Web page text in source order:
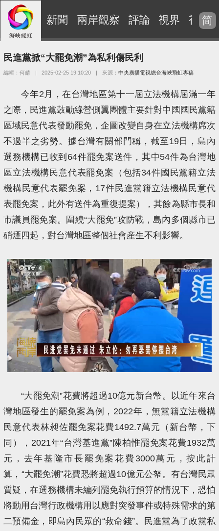
新聞 兩岸觀察 評論 視界 視頻
简
民進黨掀“大罷免潮”為私利傷民利
編輯：何婧 | 2025-02-25 19:10:20 | 來源：中央廣播電視總台海峽飛虹專稿
今年2月，在台灣地區第十一屆立法機構屆滿一年
之際，民進黨鼓動綠營側翼團體主要針對中國國民黨籍
區域民意代表發動罷免，企圖改變自身在立法機構席次
不過半之劣勢。據台灣有關部門稱，截至19日，島內
選務機構已收到64件罷免案送件，其中54件為台灣地
區立法機構民意代表罷免案（包括34件國民黨籍立法
機構民意代表罷免案，17件民進黨籍立法機構民意代
表罷免案，此外有送件為重復提案），其餘為縣市長和
市議員罷免案。圍繞“大罷免”攻防戰，島內多個縣市已
硝煙四起，對台灣地區整個社會産生不利影響。
“大罷免潮”花費將超過10億元新台幣。以近年來台
灣地區發生的罷免案為例，2022年，無黨籍立法機構
民意代表林昶佐罷免案花費1492.7萬元（新台幣，下
同），2021年“台灣基進黨”陳柏惟罷免案花費1932萬
元，去年基隆市長罷免案花費3000萬元，按此計
算，“大罷免潮”花費恐將超過10億元公帑。有台灣民眾
質疑，在選務機構未編列罷免執行預算的情況下，恐怕
將動用台灣行政機構用以應對突發事件或特殊需求的第
二預備金，即島內民眾的“救命錢”。民進黨為了政黨私